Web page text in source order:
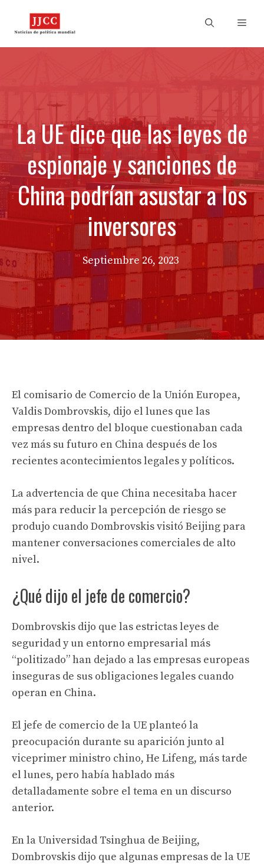
La UE dice que las leyes de
espionaje y sanciones de
China podrían asustar a los
inversores
Septiembre 26, 2023
El comisario de Comercio de la Unión Europea,
Valdis Dombrovskis, dijo el lunes que las
empresas dentro del bloque cuestionaban cada
vez más su futuro en China después de los
recientes acontecimientos legales y políticos.
La advertencia de que China necesitaba hacer
más para reducir la percepción de riesgo se
produjo cuando Dombrovskis visitó Beijing para
mantener conversaciones comerciales de alto
nivel.
¿Qué dijo el jefe de comercio?
Dombrovskis dijo que las estrictas leyes de
seguridad y un entorno empresarial más
“politizado” han dejado a las empresas europeas
inseguras de sus obligaciones legales cuando
operan en China.
El jefe de comercio de la UE planteó la
preocupación durante su aparición junto al
viceprimer ministro chino, He Lifeng, más tarde
el lunes, pero había hablado más
detalladamente sobre el tema en un discurso
anterior.
En la Universidad Tsinghua de Beijing,
Dombrovskis dijo que algunas empresas de la UE